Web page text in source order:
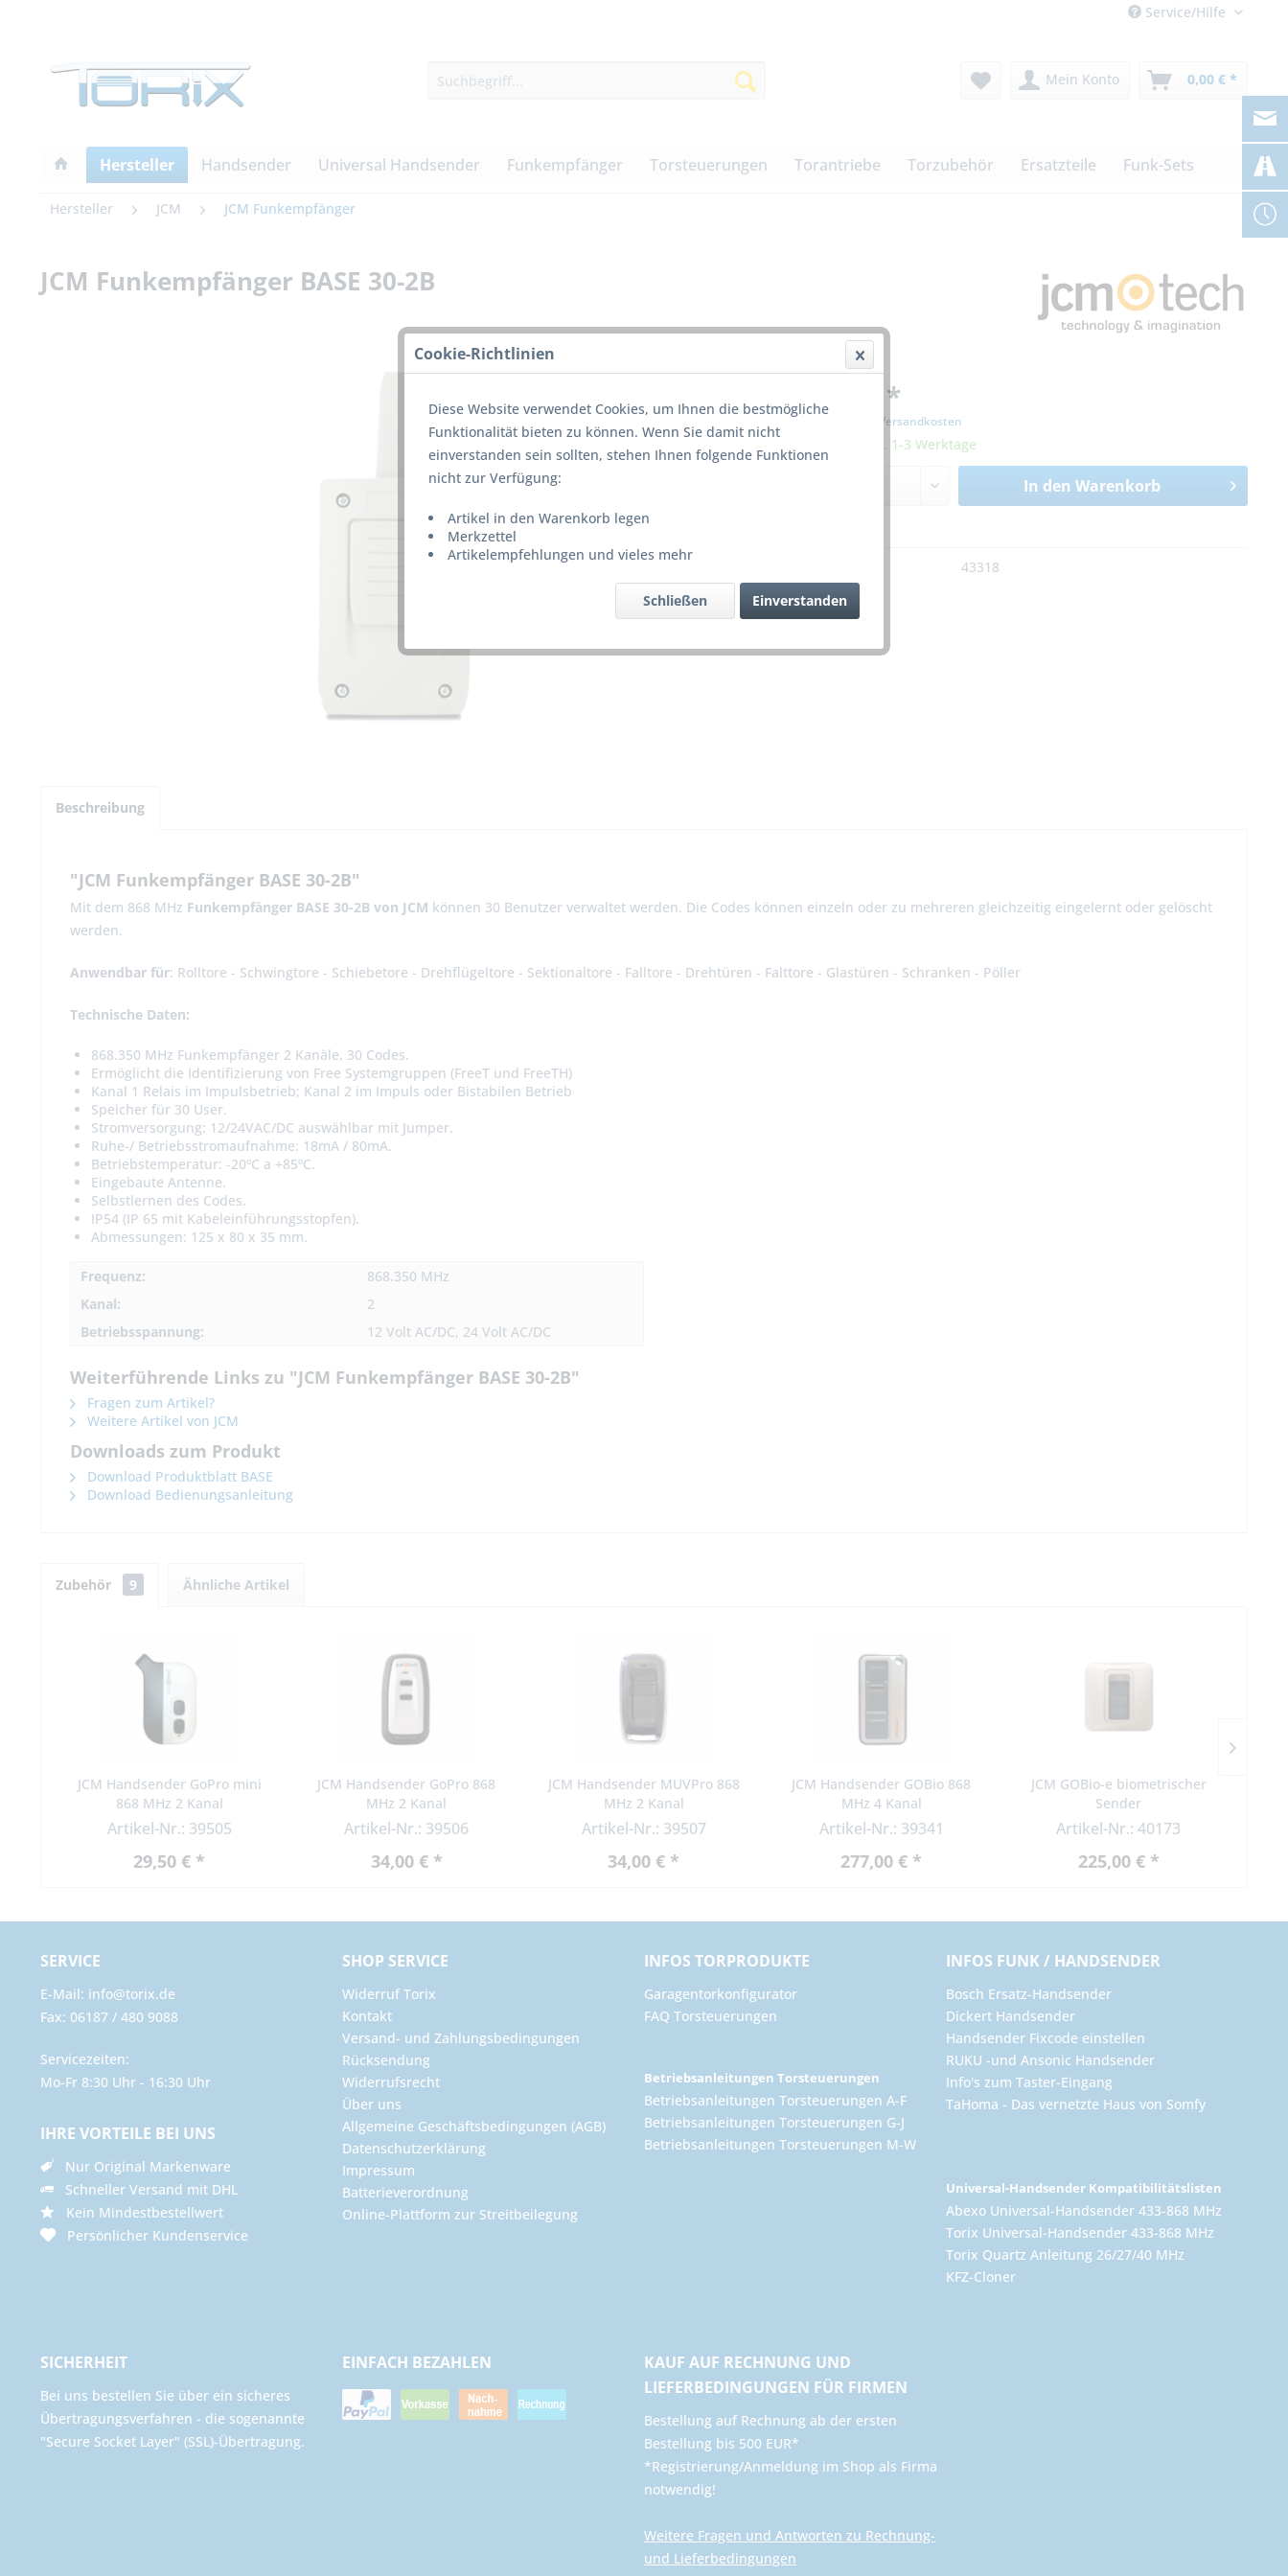
Service/Hilfe
Mein Konto 0,00 € *
Hersteller Handsender Universal Handsender Funkempfänger Torsteuerungen Torantriebe Torzubehör Ersatzteile Funk-Sets
Hersteller JCM JCM Funkempfänger
JCM Funkempfänger BASE 30-2B
89,00 € *
inkl. MwSt. zzgl. Versandkosten
Lieferzeit ca. 1-3 Werktage
In den Warenkorb
43318
Beschreibung
"JCM Funkempfänger BASE 30-2B"
Mit dem 868 MHz Funkempfänger BASE 30-2B von JCM können 30 Benutzer verwaltet werden. Die Codes können einzeln oder zu mehreren gleichzeitig eingelernt oder gelöscht
werden.
Anwendbar für: Rolltore - Schwingtore - Schiebetore - Drehflügeltore - Sektionaltore - Falltore - Drehtüren - Falttore - Glastüren - Schranken - Pöller
Technische Daten:
868.350 MHz Funkempfänger 2 Kanäle, 30 Codes.
Ermöglicht die Identifizierung von Free Systemgruppen (FreeT und FreeTH)
Kanal 1 Relais im Impulsbetrieb; Kanal 2 im Impuls oder Bistabilen Betrieb
Speicher für 30 User.
Stromversorgung: 12/24VAC/DC auswählbar mit Jumper.
Ruhe-/ Betriebsstromaufnahme: 18mA / 80mA.
Betriebstemperatur: -20ºC a +85ºC.
Eingebaute Antenne.
Selbstlernen des Codes.
IP54 (IP 65 mit Kabeleinführungsstopfen).
Abmessungen: 125 x 80 x 35 mm.
Frequenz:
868.350 MHz
Kanal:
2
Betriebsspannung:
12 Volt AC/DC, 24 Volt AC/DC
Weiterführende Links zu "JCM Funkempfänger BASE 30-2B"
Fragen zum Artikel?
Weitere Artikel von JCM
Downloads zum Produkt
Download Produktblatt BASE
Download Bedienungsanleitung
Zubehör 9 Ähnliche Artikel
JCM Handsender GoPro mini
868 MHz 2 Kanal
Artikel-Nr.: 39505
29,50 € *
JCM Handsender GoPro 868
MHz 2 Kanal
Artikel-Nr.: 39506
34,00 € *
JCM Handsender MUVPro 868
MHz 2 Kanal
Artikel-Nr.: 39507
34,00 € *
JCM Handsender GOBio 868
MHz 4 Kanal
Artikel-Nr.: 39341
277,00 € *
JCM GOBio-e biometrischer
Sender
Artikel-Nr.: 40173
225,00 € *
SERVICE
E-Mail: info@torix.de
Fax: 06187 / 480 9088
Servicezeiten:
Mo-Fr 8:30 Uhr - 16:30 Uhr
IHRE VORTEILE BEI UNS
Nur Original Markenware
Schneller Versand mit DHL
Kein Mindestbestellwert
Persönlicher Kundenservice
SHOP SERVICE
Widerruf Torix
Kontakt
Versand- und Zahlungsbedingungen
Rücksendung
Widerrufsrecht
Über uns
Allgemeine Geschäftsbedingungen (AGB)
Datenschutzerklärung
Impressum
Batterieverordnung
Online-Plattform zur Streitbeilegung
INFOS TORPRODUKTE
Garagentorkonfigurator
FAQ Torsteuerungen
Betriebsanleitungen Torsteuerungen
Betriebsanleitungen Torsteuerungen A-F
Betriebsanleitungen Torsteuerungen G-J
Betriebsanleitungen Torsteuerungen M-W
INFOS FUNK / HANDSENDER
Bosch Ersatz-Handsender
Dickert Handsender
Handsender Fixcode einstellen
RUKU -und Ansonic Handsender
Info's zum Taster-Eingang
TaHoma - Das vernetzte Haus von Somfy
Universal-Handsender Kompatibilitätslisten
Abexo Universal-Handsender 433-868 MHz
Torix Universal-Handsender 433-868 MHz
Torix Quartz Anleitung 26/27/40 MHz
KFZ-Cloner
SICHERHEIT
Bei uns bestellen Sie über ein sicheres
Übertragungsverfahren - die sogenannte
"Secure Socket Layer" (SSL)-Übertragung.
EINFACH BEZAHLEN
KAUF AUF RECHNUNG UND
LIEFERBEDINGUNGEN FÜR FIRMEN
​Bestellung auf Rechnung ab der ersten
Bestellung bis 500 EUR*
*Registrierung/Anmeldung im Shop als Firma
notwendig!
Weitere Fragen und Antworten zu Rechnung-
und Lieferbedingungen
Cookie-Richtlinien
Diese Website verwendet Cookies, um Ihnen die bestmögliche
Funktionalität bieten zu können. Wenn Sie damit nicht
einverstanden sein sollten, stehen Ihnen folgende Funktionen
nicht zur Verfügung:
Artikel in den Warenkorb legen
Merkzettel
Artikelempfehlungen und vieles mehr
Einverstanden
Schließen